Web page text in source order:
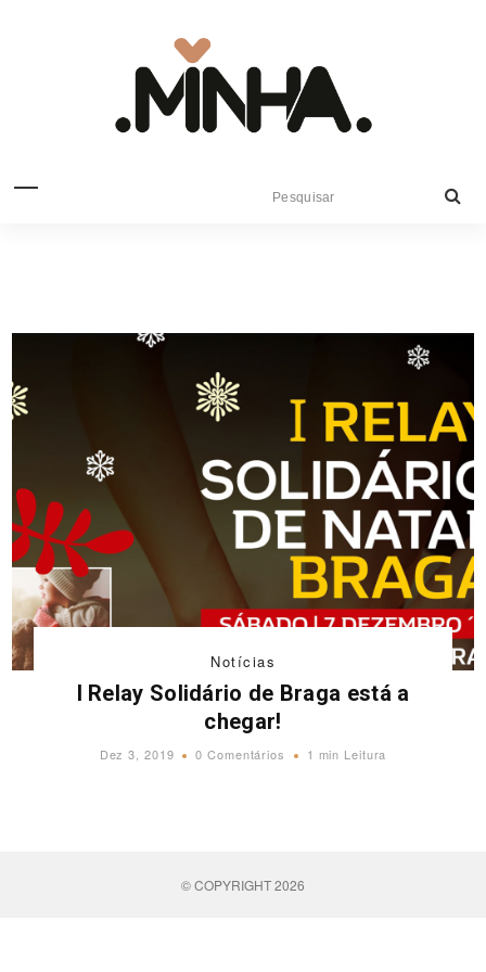
Notícias
I Relay Solidário de Braga está a
chegar!
Dez 3, 2019 0 Comentários 1 min Leitura
© COPYRIGHT 2026